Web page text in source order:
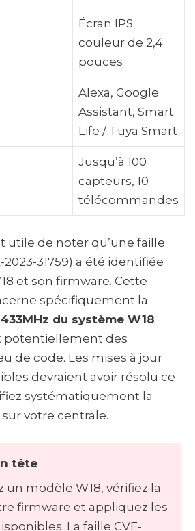
Écran IPS
couleur de 2,4
pouces
Alexa, Google
Assistant, Smart
Life / Tuya Smart
Jusqu’à 100
capteurs, 10
télécommandes
utile de noter qu’une faille
31759) a été identifiée
et son firmware. Cette
spécifiquement la
du système W18
potentiellement des
de code. Les mises à jour
devraient avoir résolu ce
systématiquement la
votre centrale.
tête
un modèle W18, vérifiez la
firmware et appliquez les
La faille CVE-